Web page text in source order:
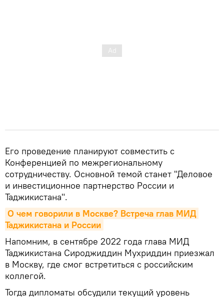
Его проведение планируют совместить с
Конференцией по межрегиональному
сотрудничеству. Основной темой станет "Деловое
и инвестиционное партнерство России и
Таджикистана".
О чем говорили в Москве? Встреча глав МИД
Таджикистана и России
Напомним, в сентябре 2022 года глава МИД
Таджикистана Сироджиддин Мухриддин приезжал
в Москву, где смог встретиться с российским
коллегой.
Тогда дипломаты обсудили текущий уровень